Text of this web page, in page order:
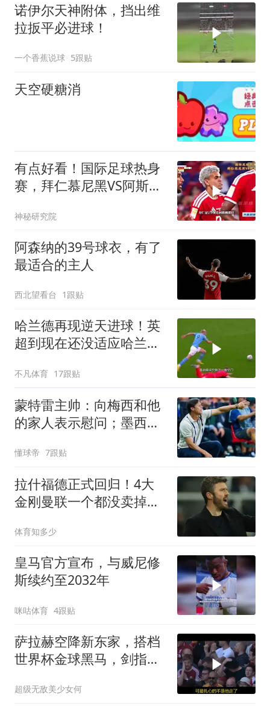
诺伊尔天神附体，挡出维
拉扳平必进球！
一个香蕉说球 5跟贴
天空硬糖消
有点好看！国际足球热身
赛，拜仁慕尼黑VS阿斯顿
神秘研究院
阿森纳的39号球衣，有了
最适合的主人
西北望看台 1跟贴
哈兰德再现逆天进球！英
超到现在还没适应哈兰德
不凡体育 17跟贴
蒙特雷主帅：向梅西和他
的家人表示慰问；墨西哥
懂球帝 7跟贴
拉什福德正式回归！4大
金刚曼联一个都没卖掉，
体育知多少
皇马官方宣布，与威尼修
斯续约至2032年
咪咕体育 4跟贴
萨拉赫空降新东家，搭档
世界杯金球黑马，剑指冠
超级无敌美少女何